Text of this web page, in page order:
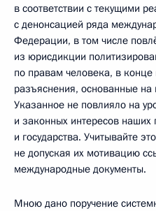
в соответствии с текущими
с денонсацией ряда
Федерации, в том числе
из юрисдикции
по правам человека, в
разъяснения, основанные
Указанное не повлияло на
и законных интересов наших
и государства. Учитывайте
не допуская их мотивацию
международные документы.
Мною дано поручение